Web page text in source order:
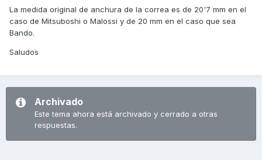
La medida original de anchura de la correa es de 20'7 mm en el
caso de Mitsuboshi o Malossi y de 20 mm en el caso que sea
Bando.
Saludos
Archivado
Este tema ahora está archivado y cerrado a otras
respuestas.